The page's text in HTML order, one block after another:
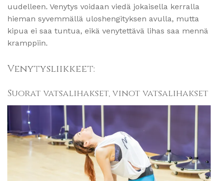
uudelleen. Venytys voidaan viedä jokaisella kerralla
hieman syvemmällä uloshengityksen avulla, mutta
kipua ei saa tuntua, eikä venytettävä lihas saa mennä
kramppiin.
Venytysliikkeet:
Suorat vatsalihakset, vinot vatsalihakset